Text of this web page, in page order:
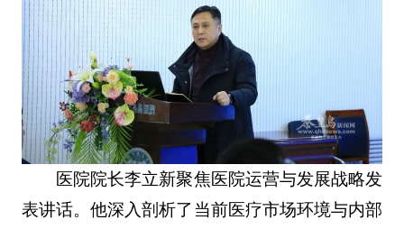
医院院长李立新聚焦医院运营与发展战略发
表讲话。他深入剖析了当前医疗市场环境与内部